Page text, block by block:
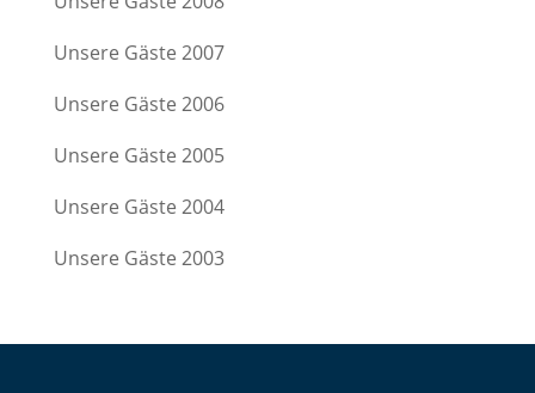
Unsere Gäste 2007
Unsere Gäste 2006
Unsere Gäste 2005
Unsere Gäste 2004
Unsere Gäste 2003